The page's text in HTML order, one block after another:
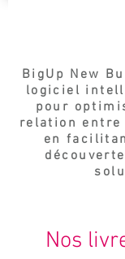
BigUp New
logiciel
pour
relation
en
Nos